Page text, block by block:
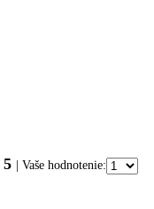
5 | Vaše hodnotenie: